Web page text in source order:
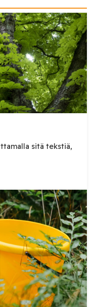
sitä tekstiä,